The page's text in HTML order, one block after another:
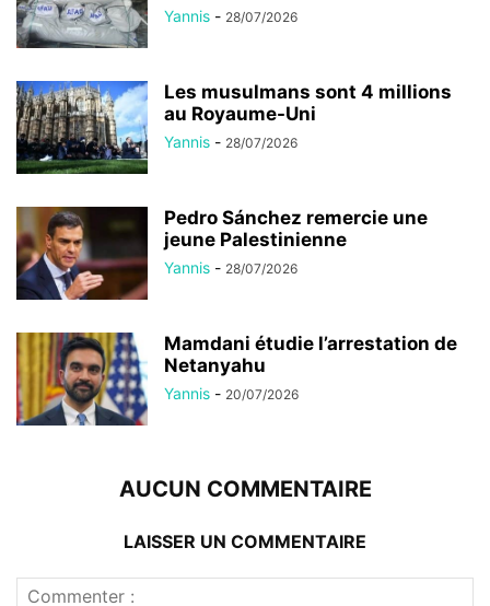
Yannis - 28/07/2026
Les musulmans sont 4 millions
au Royaume-Uni
Yannis - 28/07/2026
Pedro Sánchez remercie une
jeune Palestinienne
Yannis - 28/07/2026
Mamdani étudie l’arrestation de
Netanyahu
Yannis - 20/07/2026
AUCUN COMMENTAIRE
LAISSER UN COMMENTAIRE